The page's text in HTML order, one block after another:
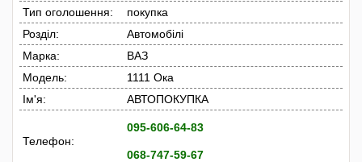
Тип оголошення:
покупка
Розділ:
Автомобілі
Марка:
ВАЗ
Модель:
1111 Ока
Ім'я:
АВТОПОКУПКА
Телефон:
095-606-64-83
068-747-59-67